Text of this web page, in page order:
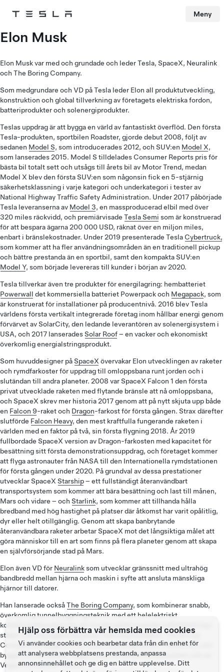
Tesla Meny
Elon Musk
Elon Musk var med och grundade och leder Tesla, SpaceX, Neuralink
och The Boring Company.
Som medgrundare och VD på Tesla leder Elon all produktutveckling,
konstruktion och global tillverkning av företagets elektriska fordon,
batteriprodukter och solenergiprodukter.
Teslas uppdrag är att bygga en värld av fantastiskt överflöd. Den första
Tesla-produkten, sportbilen Roadster, gjorde debut 2008, följt av
sedanen Model S, som introducerades 2012, och SUV:en Model X,
som lanserades 2015. Model S tilldelades Consumer Reports pris för
bästa bil totalt sett och utsågs till årets bil av Motor Trend, medan
Model X blev den första SUV:en som någonsin fick en 5-stjärnig
säkerhetsklassning i varje kategori och underkategori i tester av
National Highway Traffic Safety Administration. Under 2017 påbörjade
Tesla leveranserna av Model 3, en massproducerad elbil med över
320 miles räckvidd, och premiärvisade Tesla Semi som är konstruerad
för att bespara ägarna 200 000 USD, räknat över en miljon miles,
enbart i bränslekostnader. Under 2019 presenterade Tesla Cybertruck,
som kommer att ha fler användningsområden än en traditionell pickup
och bättre prestanda än en sportbil, samt den kompakta SUV:en
Model Y, som började levereras till kunder i början av 2020.
Tesla tillverkar även tre produkter för energilagring: hembatteriet
Powerwall det kommersiella batteriet Powerpack och Megapack, som
är konstruerat för installationer på producentnivå. 2016 blev Tesla
världens första vertikalt integrerade företag inom hållbar energi genom
förvärvet av SolarCity, den ledande leverantören av solenergisystem i
USA, och 2017 lanseradesSolar Roof– en vacker och ekonomiskt
överkomlig energialstringsprodukt.
Som huvuddesigner påSpaceX övervakar Elon utvecklingen av raketer
och rymdfarkoster för uppdrag till omloppsbana runt jorden och i
slutändan till andra planeter. 2008 var SpaceX Falcon 1 den första
privat utvecklade raketen med flytande bränsle att nå omloppsbana,
och SpaceX skrev mer historia 2017 genom att på nytt skjuta upp både
en Falcon 9-raket och Dragon-farkost för första gången. Strax därefter
slutförde Falcon Heavy, den mest kraftfulla fungerande raketen i
världen med en faktor på två, sin första flygning 2018. År 2019
fullbordade SpaceX version av Dragon-farkosten med kapacitet för
besättning sitt första demonstrationsuppdrag, och företaget kommer
att flyga astronauter från NASA till den Internationella rymdstationen
för första gången under 2020. På grundval av dessa prestationer
utvecklar SpaceX Starship– ett fullständigt återanvändbart
transportsystem som kommer att bära besättning och last till månen,
Mars och vidare ­– och Starlink, som kommer att tillhanda hålla
bredband med hög hastighet på platser där åtkomst har varit opålitlig,
dyr eller helt otillgänglig. Genom att skapa banbrytande
återanvändbara raketer arbetar SpaceX mot det långsiktiga målet att
göra människor till en art som finns på flera planeter genom att skapa
en självförsörjande stad på Mars.
Elon även VD för Neuralinksom utvecklar gränssnitt med ultrahög
bandbredd mellan hjärna och maskin i syfte att ansluta mänskliga
hjärnor till datorer.
Han lanserade ocksåThe Boring Company, som kombinerar snabb,
överkomlig tunnelbyggningsteknik med ett helelektriskt
kollektivtrafiksystem för att minska själskrossande trafikstockning i
städer och möjliggöra långresor med hög hastighet. The Boring
Company har byggt en 1,15 miles forskningstunnel i Hawthorne och
bygger för närvarande Vegas Loop, ett kollektivtrafiksystem vid Las
Vegas Convention Center.
Hjälp oss förbättra vår hemsida med cookies
Vi använder cookies och bearbetar data från din enhet för
att analysera webbplatsens prestanda, anpassa
annonsinnehållet och ge dig en bättre upplevelse. Ditt